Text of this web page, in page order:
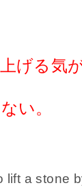
げる気
い。
lift a stone